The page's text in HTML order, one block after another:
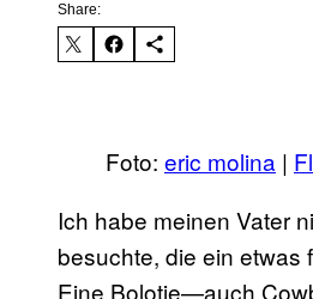
Share:
Foto: eric molina |
Ich habe meinen Vater
besuchte, die ein etwas
Eine Bolotie—auch